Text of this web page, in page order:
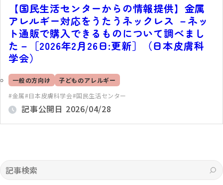
【国民生活センターからの情報提供】金属
アレルギー対応をうたうネックレス －ネッ
ト通販で購入できるものについて調べまし
た－［2026年2月26日:更新］（日本皮膚科
学会）
一般の方向け
子どものアレルギー
金属
日本皮膚科学会 国民生活センター
記事公開日 2026/04/28
記事検索